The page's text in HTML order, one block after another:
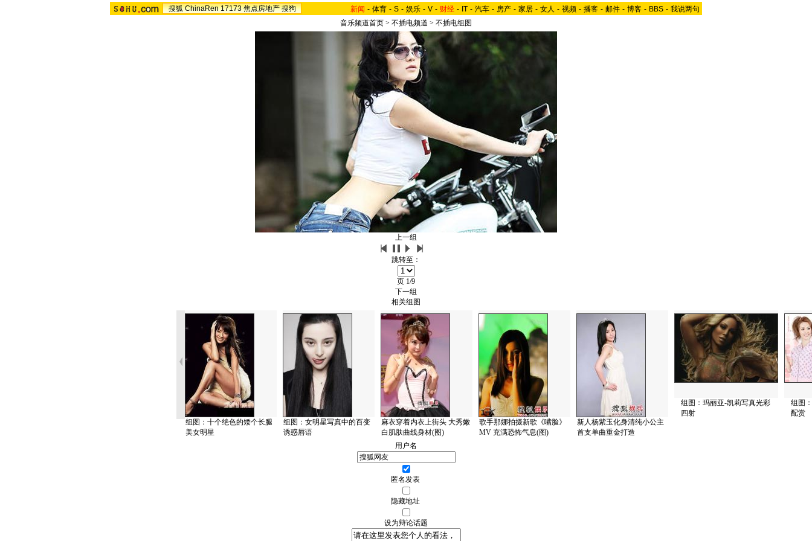
搜狐 ChinaRen 17173 焦点房地产 搜狗 新闻 - 体育 - S - 娱乐 - V - 财经 - IT - 汽车 - 房产 - 家居 - 女人 - 视频 - 播客 - 邮件 - 博客 - BBS - 我说两句
音乐频道首页 > 不插电频道 > 不插电组图
上一组
跳转至：
页 1/9
下一组
相关组图
组图：十个绝色的矮个长腿
美女明星
组图：女明星写真中的百变
诱惑唇语
麻衣穿着内衣上街头 大秀嫩
白肌肤曲线身材(图)
歌手那娜拍摄新歌《嘴脸》
MV 充满恐怖气息(图)
新人杨紫玉化身清纯小公主
首支单曲重金打造
组图：玛丽亚-凯莉写真光彩
四射
组图
配赏
用户名
匿名发表
隐藏地址
设为辩论话题